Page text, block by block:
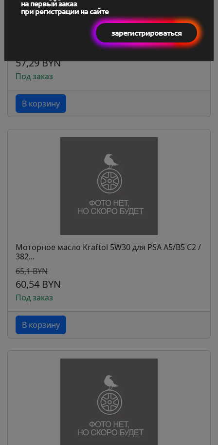
Моторное масло Kraftol API SL/CF SAE 10W40 /
57,29 BYN
Под заказ
В корзину
Моторное масло Kraftol 5W30 для PSA A5/B5 C2 /
382...
65,1 BYN
60,54 BYN
Под заказ
В корзину
на первый заказ
при регистрации на сайте
зарегистрироваться